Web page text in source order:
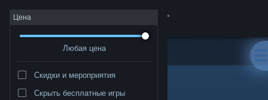
Войти
Сообщество
Цена
Любая цена
Скидки и мероприятия
Скрыть бесплатные игры
Разработчик: Joker Studio